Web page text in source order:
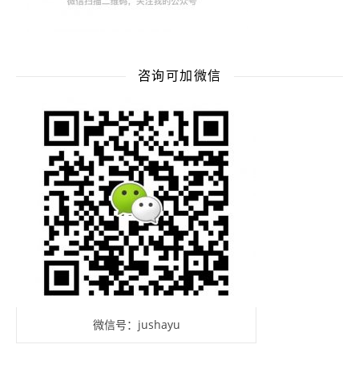
咨询可加微信
微信号：jushayu